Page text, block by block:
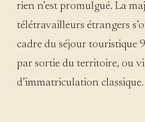
rien n’est promulgué. La
télétravailleurs étrangers
cadre du séjour touristique
par sortie du territoire, ou
d’immatriculation classique.